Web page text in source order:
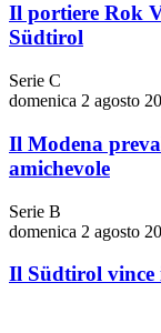
Il portiere Rok
Südtirol
Serie C
domenica 2 agosto
Il Modena
amichevole
Serie B
domenica 2 agosto
Il Südtirol vince